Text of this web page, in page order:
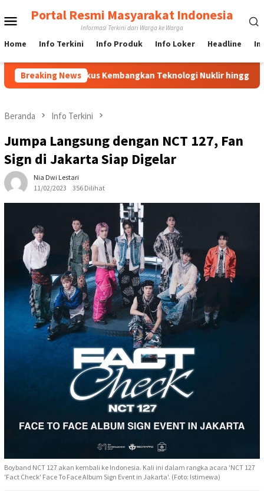
ke
Menu
Mobile
Portal Resmi Masyarakat Indonesia
Informasi Terkini dari Warga ke Warga
Home Info Terkini Info Produk Info Loker Headline
Breaking News
Fokus Kembangkan Teknologi Nuklir hingga AI
Beranda Info Terkini
Jumpa Langsung dengan NCT 127, Fan
Sign di Jakarta Siap Digelar
Nia Dwi Lestari
11/02/2023
356 Dilihat
Boyband NCT 127 akan kembali ke Indonesia. Kali ini dalam rangka acara 'NCT 127
'Fact Check' Face To Face Album Sign Event in Jakarta'. (Foto: Istimewa)